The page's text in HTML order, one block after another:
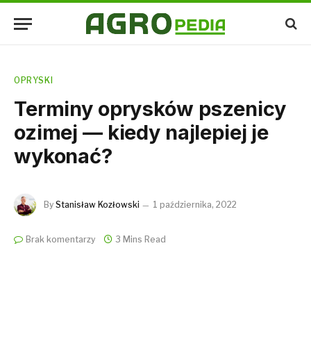
OPRYSKI
Terminy oprysków pszenicy
ozimej — kiedy najlepiej je
wykonać?
By Stanisław Kozłowski 1 października, 2022
Brak komentarzy 3 Mins Read